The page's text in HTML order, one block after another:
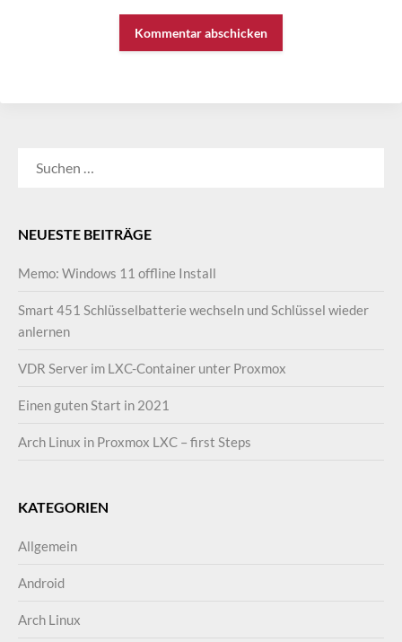
NEUESTE BEITRÄGE
Memo: Windows 11 offline Install
Smart 451 Schlüsselbatterie wechseln und Schlüssel wieder
anlernen
VDR Server im LXC-Container unter Proxmox
Einen guten Start in 2021
Arch Linux in Proxmox LXC – first Steps
KATEGORIEN
Allgemein
Android
Arch Linux